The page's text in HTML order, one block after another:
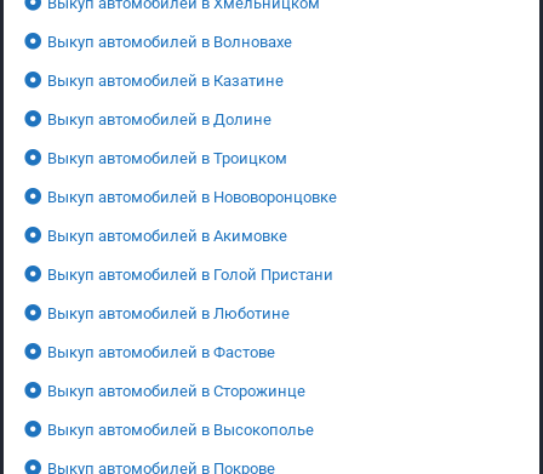
Выкуп автомобилей в Волновахе
Выкуп автомобилей в Казатине
Выкуп автомобилей в Долине
Выкуп автомобилей в Троицком
Выкуп автомобилей в Нововоронцовке
Выкуп автомобилей в Акимовке
Выкуп автомобилей в Голой Пристани
Выкуп автомобилей в Люботине
Выкуп автомобилей в Фастове
Выкуп автомобилей в Сторожинце
Выкуп автомобилей в Высокополье
Выкуп автомобилей в Покрове